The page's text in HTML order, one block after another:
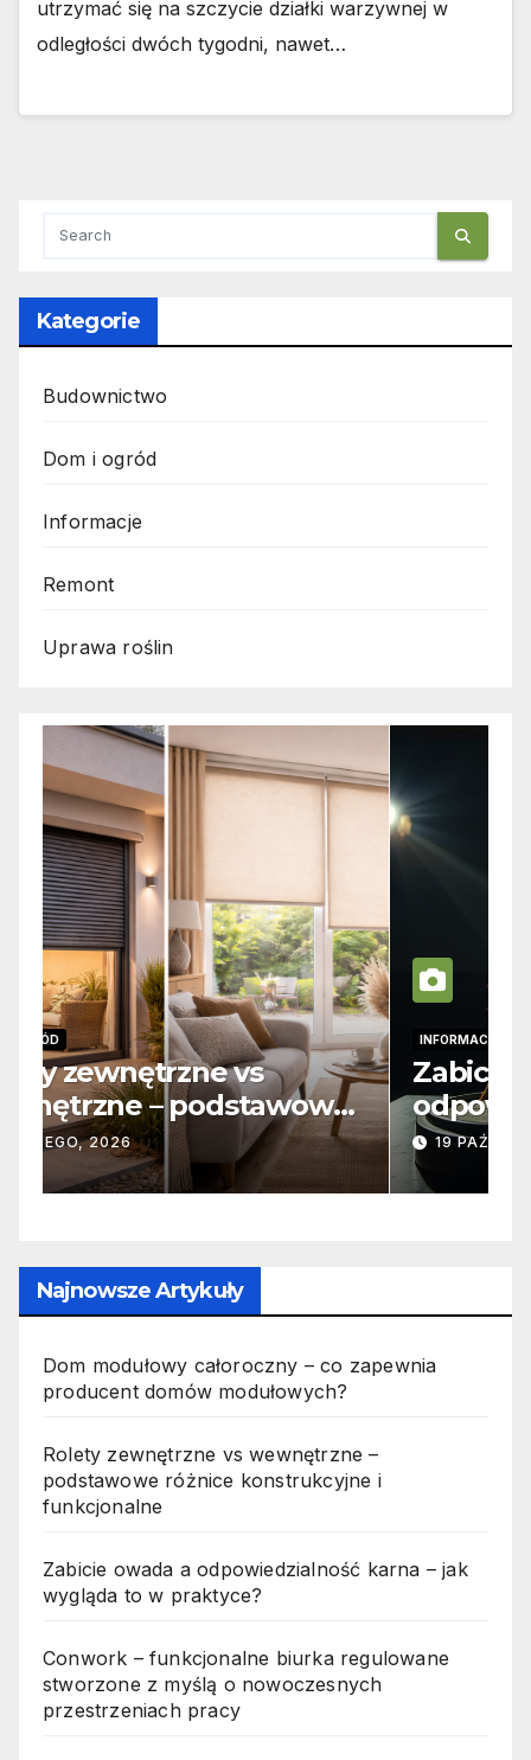
utrzymać się na szczycie działki warzywnej w
odległości dwóch tygodni, nawet…
Kategorie
Budownictwo
Dom i ogród
Informacje
Remont
Uprawa roślin
INFORMACJE
Zabicie owada a
odpowiedzialność karna –
jak wygląda to w praktyce?
19 PAŹDZIERNIKA, 2025
Najnowsze Artykuły
Dom modułowy całoroczny – co zapewnia
producent domów modułowych?
Rolety zewnętrzne vs wewnętrzne –
podstawowe różnice konstrukcyjne i
funkcjonalne
Zabicie owada a odpowiedzialność karna – jak
wygląda to w praktyce?
Conwork – funkcjonalne biurka regulowane
stworzone z myślą o nowoczesnych
przestrzeniach pracy